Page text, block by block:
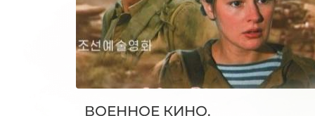
ВОЕННОЕ КИНО.